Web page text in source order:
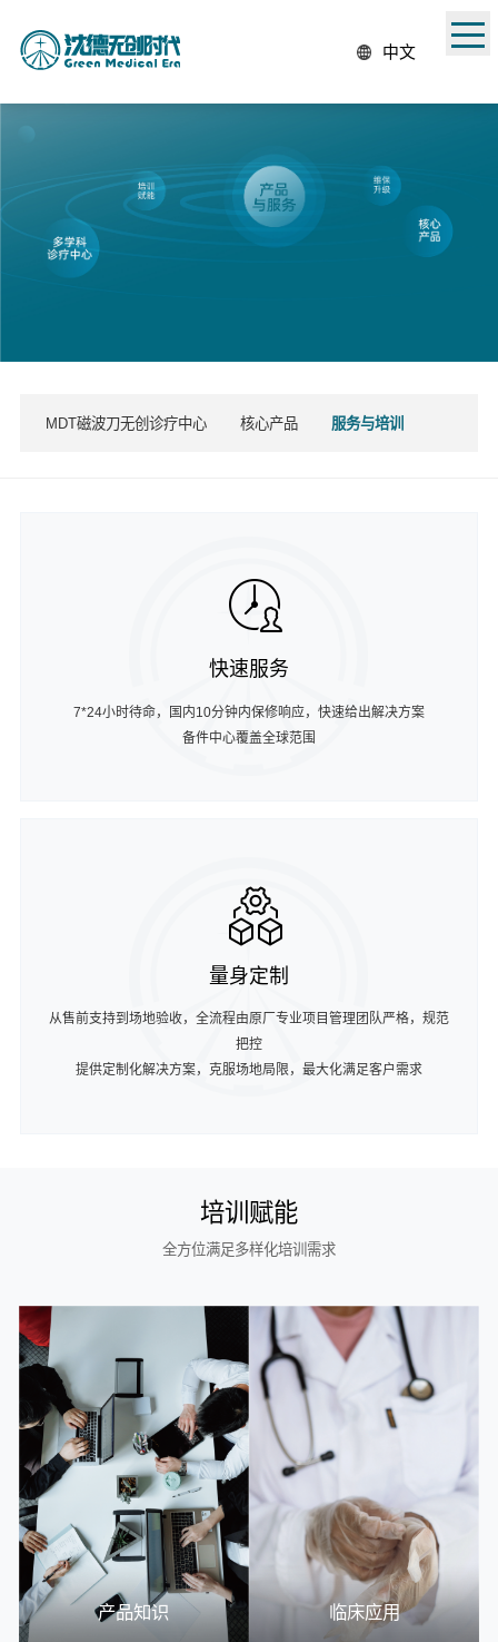
中文
MDT磁波刀无创诊疗中心 核心产品 服务与培训
快速服务
7*24小时待命，国内10分钟内保修响应，快速给出解决方案
备件中心覆盖全球范围
量身定制
从售前支持到场地验收，全流程由原厂专业项目管理团队严格，规范
把控
提供定制化解决方案，克服场地局限，最大化满足客户需求
培训赋能
全方位满足多样化培训需求
产品知识 临床应用